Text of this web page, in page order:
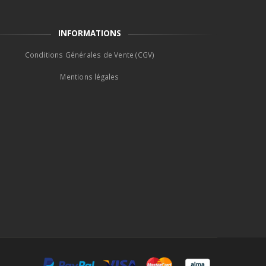
INFORMATIONS
Conditions Générales de Vente (CGV)
Mentions légales